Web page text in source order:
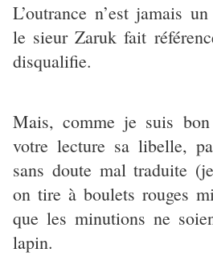
L’outrance n’est jamais
le sieur Zaruk fait
disqualifie.
Mais, comme je suis
votre lecture sa libelle,
sans doute mal traduite
on tire à boulets rouges
que les minutions ne
lapin.